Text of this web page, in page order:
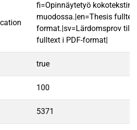
fi=Opinnäytetyö kokotekstinä
muodossa.|en=Thesis
format.|sv=Lärdomsprov
fulltext i PDF-format|
true
100
5371